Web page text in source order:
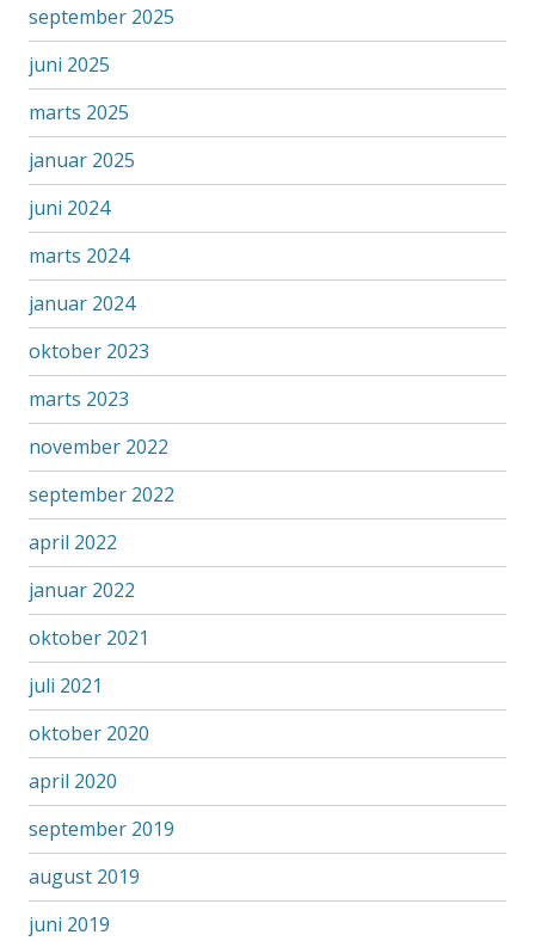
september 2025
juni 2025
marts 2025
januar 2025
juni 2024
marts 2024
januar 2024
oktober 2023
marts 2023
november 2022
september 2022
april 2022
januar 2022
oktober 2021
juli 2021
oktober 2020
april 2020
september 2019
august 2019
juni 2019